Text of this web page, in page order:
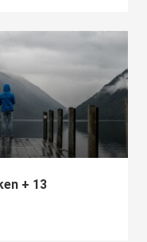
+ 13